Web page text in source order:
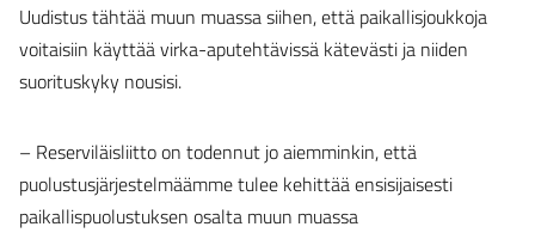
Uudistus tähtää muun muassa siihen, että paikallisjoukkoja
voitaisiin käyttää virka-aputehtävissä kätevästi ja niiden
suorituskyky nousisi.
– Reserviläisliitto on todennut jo aiemminkin, että
puolustusjärjestelmäämme tulee kehittää ensisijaisesti
paikallispuolustuksen osalta muun muassa